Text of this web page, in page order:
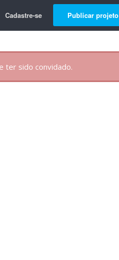
Cadastre-se Publicar projeto
ter sido convidado.